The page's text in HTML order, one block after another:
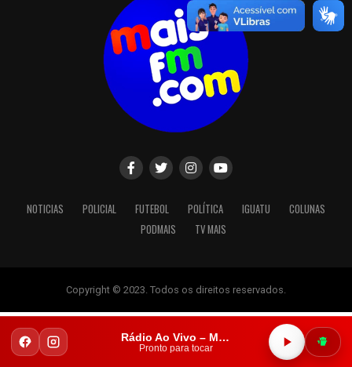
NOTICIAS POLICIAL FUTEBOL POLÍTICA IGUATU
COLUNAS
PODMAIS
TV MAIS
Copyright © 2023. Todos os direitos reservados.
Rádio Ao Vivo – Mais FM Iguatu
Pronto para tocar